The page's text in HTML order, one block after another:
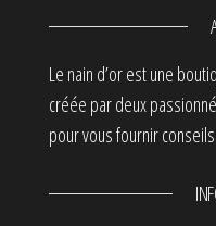
Le nain d’or est une
créée par deux
pour vous fournir